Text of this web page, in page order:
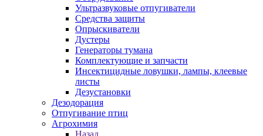
Ультразвуковые отпугиватели
Средства защиты
Опрыскиватели
Дустеры
Генераторы тумана
Комплектующие и запчасти
Инсектицидные ловушки, лампы, клеевые
листы
Дезустановки
Дезодорация
Отпугивание птиц
Агрохимия
Назад